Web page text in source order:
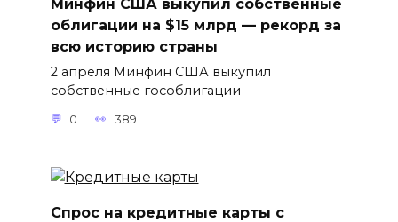
Минфин США выкупил собственные
облигации на $15 млрд — рекорд за
всю историю страны
2 апреля Минфин США выкупил
собственные гособлигации
0 389
Спрос на кредитные карты с